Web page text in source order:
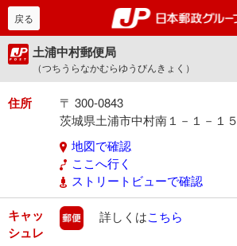
戻る
土浦中村郵便局
（つちうらなかむらゆうびんきょく）
住所
〒 300-0843
茨城県土浦市中村南１－１－１５
地図で確認
ここへ行く
ストリートビューで確認
キャッ
シュレ
郵便
詳しくはこちら